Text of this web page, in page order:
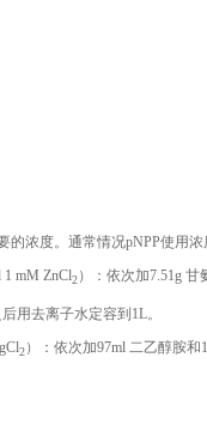
的浓度。通常情况pNPP使用浓
1 mM ZnCl2）：依次加7.51g 甘
后用去离子水定容到 1L。
2）：依次加97ml 二乙醇胺和